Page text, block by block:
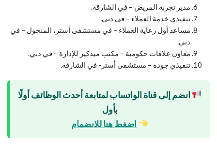
مدير تجربة المريض – في الشارقة.
تنفيذي خدمة العملاء – في دبي.
مساعد أول رعاية العملاء – في مستشفى أستر، المنخول – في
دبي.
معاون علاقات حكومية – مكتب ميدكير للإدارة – في دبي.
تنفيذي جودة – مستشفى أستر- في الشارقة.
انضم إلى قناة الواتساب لمتابعة أحدث الوظائف أولًا
بأول
اضغط هنا للانضمام